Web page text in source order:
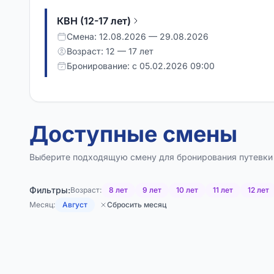
КВН (12-17 лет)
Смена: 12.08.2026 — 29.08.2026
Возраст: 12 — 17 лет
Бронирование: с 05.02.2026 09:00
КВН (9-11 лет)
Возраст: 9 — 11 лет
Бронирование: с 05.02.2026 09:00
Смена: 12.08.2026 — 29.08.2026
Возраст: 14 — 17 лет
Доступные смены
Выберите подходящую смену для бронирования путевки
Фильтры:Возраст: 8 лет 9 лет 10 лет 11 лет 12 лет
Месяц:
Август Сбросить месяц